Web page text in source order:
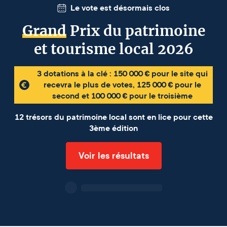
Le vote est désormais clos
GrandPrix du patrimoine
et tourisme local 2026
3 dotations à la clé : 150 000 € pour le site qui
recevra le plus de votes, 125 000 € pour le
second et 100 000 € pour le troisième
12 trésors du patrimoine local sont en lice pour cette
3ème édition
Voir les résultats